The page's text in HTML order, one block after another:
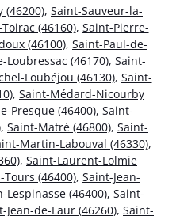
(46200), Saint-Sauveur-la-
(46160), Saint-Pierre-
(46100), Saint-Paul-de-
Loubressac (46170), Saint-
Loubéjou (46130), Saint-
, Saint-Médard-Nicourby
Presque (46400), Saint-
, Saint-Matré (46800), Saint-
Martin-Labouval (46330),
, Saint-Laurent-Lolmie
(46400), Saint-Jean-
Lespinasse (46400), Saint-
Jean-de-Laur (46260), Saint-